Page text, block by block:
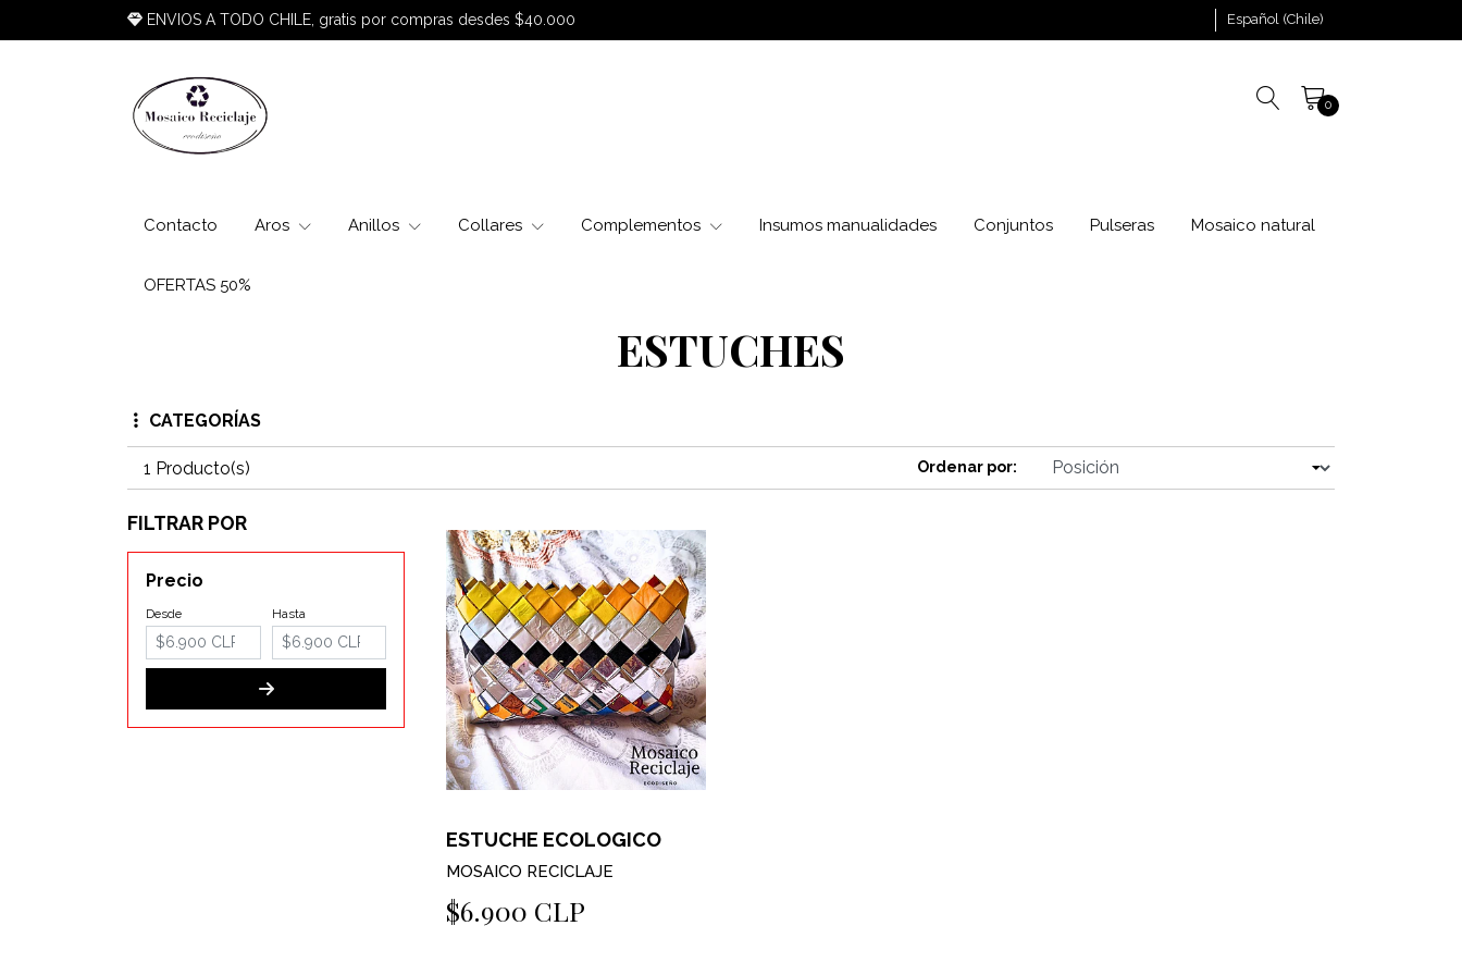
ENVIOS A TODO CHILE, gratis por compras desdes $40.000 Español (Chile)
0
Contacto Aros Anillos Collares Complementos Insumos manualidades Conjuntos Pulseras Mosaico natural
OFERTAS 50%
ESTUCHES
CATEGORÍAS
1 Producto(s) Ordenar por:
FILTRAR POR
Precio
Desde Hasta
ESTUCHE ECOLOGICO
MOSAICO RECICLAJE
$6.900 CLP